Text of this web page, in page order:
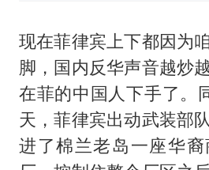
现在菲律宾上下都因为
脚，国内反华声音越炒
在菲的中国人下手了。
天，菲律宾出动武装部
进了棉兰老岛一座华